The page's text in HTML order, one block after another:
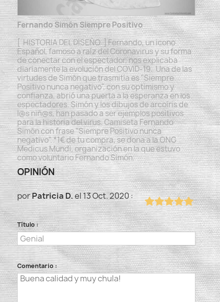
Fernando Simón Siempre Positivo
[ HISTORIA DEL DISEÑO ] Fernando, un icono
Español, famoso a raíz del Coronavirus y su forma
de conectar con el espectador, nos explicaba
diariamente la evolución del COVID-19. Una de las
virtudes de Simón que trasmitía es "Siempre
Positivo nunca negativo", con su optimismo y
confianza, abrió una puerta a la esperanza en los
espectadores. Simón y los dibujos de arcoíris de
l@s niñ@s, han pasado a ser ejemplos positivos
para la historia del virus. Camiseta Fernando
Simón con frase "Siempre Positivo nunca
negativo". *1€ de tu compra, se dona a la ONG
Medicus Mundi, organización en la que estuvo
como voluntario Fernando Simón.
OPINIÓN
porPatricia D.el 13 Oct. 2020 :
Título :
Comentario :